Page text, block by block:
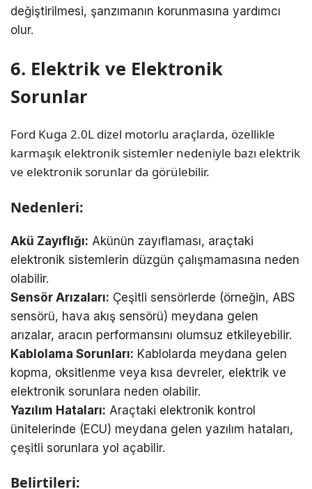
değiştirilmesi, şanzımanın korunmasına yardımcı
olur.
6. Elektrik ve Elektronik
Sorunlar
Ford Kuga 2.0L dizel motorlu araçlarda, özellikle
karmaşık elektronik sistemler nedeniyle bazı elektrik
ve elektronik sorunlar da görülebilir.
Nedenleri:
Akü Zayıflığı: Akünün zayıflaması, araçtaki
elektronik sistemlerin düzgün çalışmamasına neden
olabilir.
Sensör Arızaları: Çeşitli sensörlerde (örneğin, ABS
sensörü, hava akış sensörü) meydana gelen
arızalar, aracın performansını olumsuz etkileyebilir.
Kablolama Sorunları: Kablolarda meydana gelen
kopma, oksitlenme veya kısa devreler, elektrik ve
elektronik sorunlara neden olabilir.
Yazılım Hataları: Araçtaki elektronik kontrol
ünitelerinde (ECU) meydana gelen yazılım hataları,
çeşitli sorunlara yol açabilir.
Belirtileri: